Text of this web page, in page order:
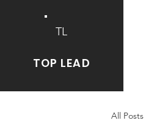
TL
TOP LEAD
All Posts